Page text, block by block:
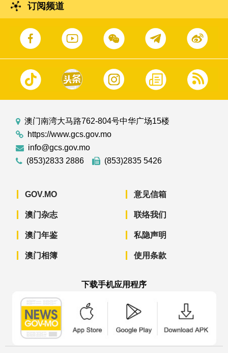
订阅频道
澳门南湾大马路762-804号中华广场15楼
https://www.gcs.gov.mo
info@gcs.gov.mo
(853)2833 2886
(853)2835 5426
GOV.MO
澳门杂志
澳门年鉴
澳门相簿
意见信箱
联络我们
私隐声明
使用条款
下载手机应用程序